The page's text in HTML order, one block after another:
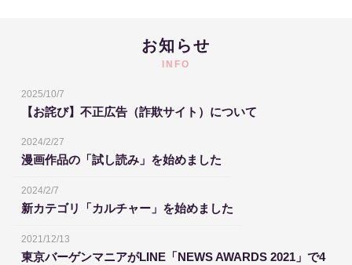
お知らせ
INFO
2025/10/7
【お詫び】不正広告（詐欺サイト）について
2024/2/27
漫画作品の「試し読み」を始めました
2024/2/7
新カテゴリ「カルチャー」を始めました
2021/12/13
東京バーゲンマニアがLINE「NEWS AWARDS 2021」で4